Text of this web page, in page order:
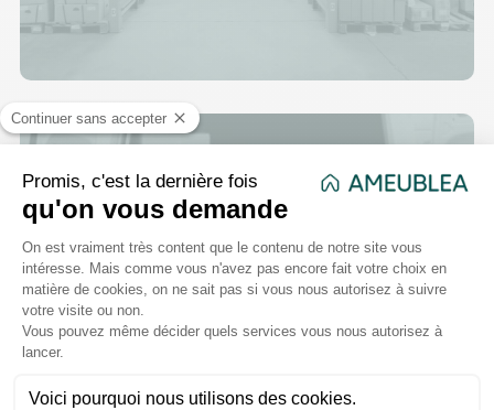
Un Ameublement
complet:
Mobilier, décoration
d'intérieur, électroménager